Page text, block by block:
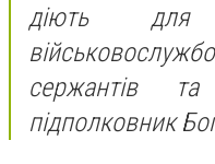
діють для
сержантів
підполковник